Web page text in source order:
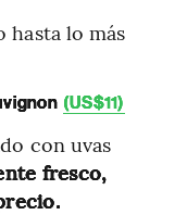
hasta lo más
(US$11)
con uvas
fresco,